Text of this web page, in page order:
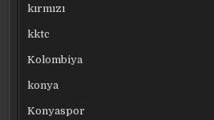
kırmızı
kktc
Kolombiya
konya
Konyaspor